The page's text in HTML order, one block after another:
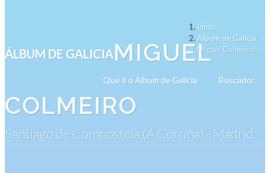
ÁLBUM DE GALICIA
Que é o Álbum de Galicia Buscador
MIGUEL
COLMEIRO
Santiago de Compostela (A Coruña) - Madrid
Inicio
Álbum de Galicia
Miguel Colmeiro